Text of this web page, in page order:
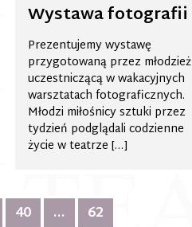
Wystawa fotografii
Prezentujemy wystawę
przygotowaną przez młodzież
uczestniczącą w wakacyjnych
warsztatach fotograficznych.
Młodzi miłośnicy sztuki przez
tydzień podglądali codzienne
życie w teatrze […]
40 … 62